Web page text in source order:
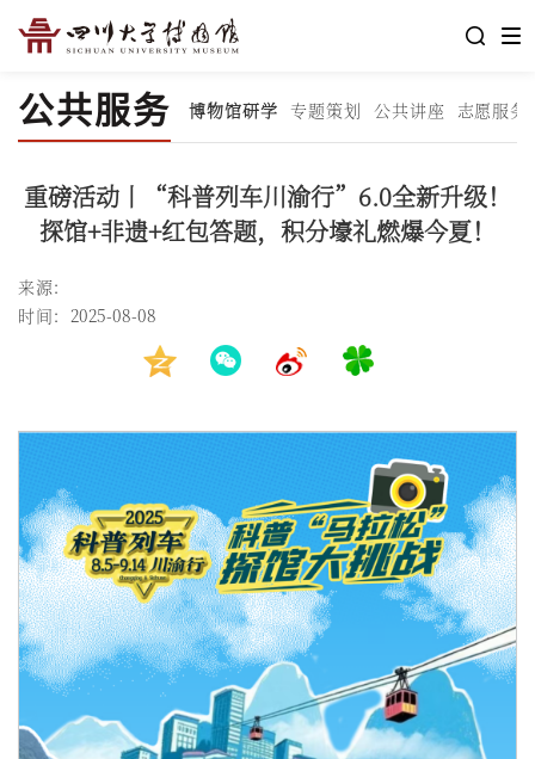
公共服务 博物馆研学 专题策划 公共讲座 志愿服务
重磅活动丨“科普列车川渝行”6.0全新升级！
探馆+非遗+红包答题，积分壕礼燃爆今夏！
来源：
时间：2025-08-08